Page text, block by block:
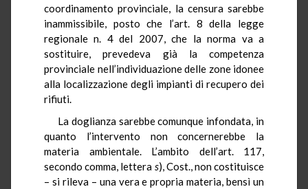
coordinamento provinciale, la censura sarebbe
inammissibile, posto che l’art. 8 della legge
regionale n. 4 del 2007, che la norma va a
sostituire, prevedeva già la competenza
provinciale nell’individuazione delle zone idonee
alla localizzazione degli impianti di recupero dei
rifiuti.
La doglianza sarebbe comunque infondata, in
quanto l’intervento non concernerebbe la
materia ambientale. L’ambito dell’art. 117,
secondo comma, lettera s), Cost., non costituisce
– si rileva – una vera e propria materia, bensì un